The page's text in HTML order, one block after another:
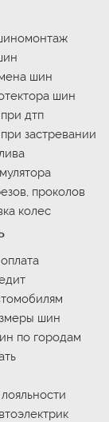
шин
шин
дтп
застревании
проколов
колес
шин
по городам